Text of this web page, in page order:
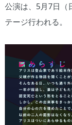
公演は、5月7日（
テージ行われる。